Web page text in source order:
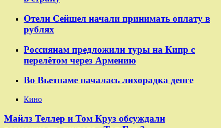
Отели Сейшел начали принимать оплату в
рублях
Россиянам предложили туры на Кипр с
перелётом через Армению
Во Вьетнаме началась лихорадка денге
Кино
Майлз Теллер и Том Круз обсуждали